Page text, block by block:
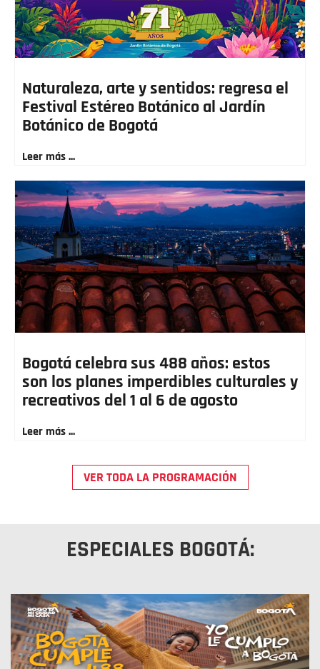
Naturaleza, arte y sentidos: regresa el
Festival Estéreo Botánico al Jardín
Botánico de Bogotá
Leer más ...
Bogotá celebra sus 488 años: estos
son los planes imperdibles culturales y
recreativos del 1 al 6 de agosto
Leer más ...
VER TODA LA PROGRAMACIÓN
ESPECIALES BOGOTÁ: